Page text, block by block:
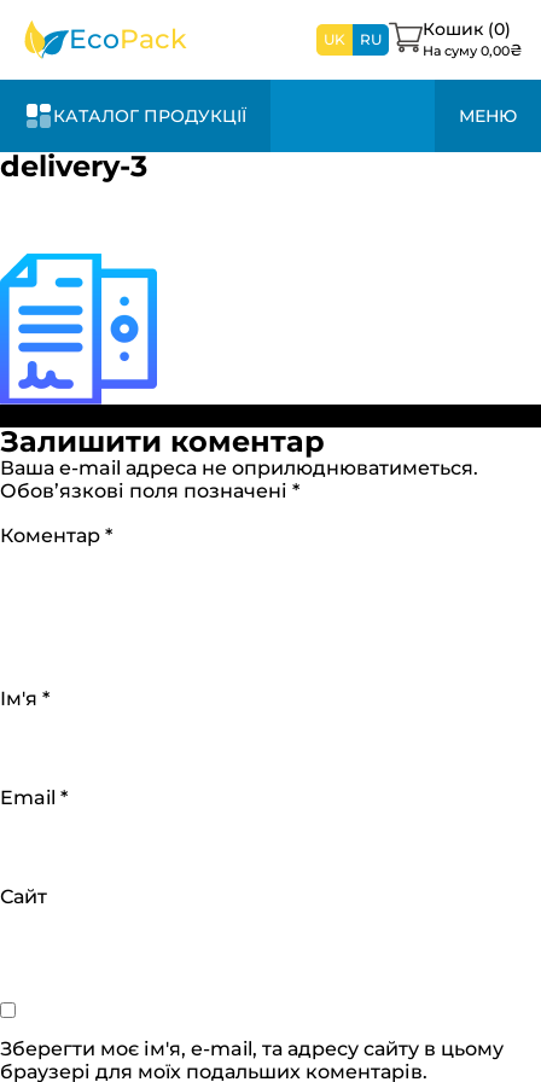
часом
EcoPack UK RU Кошик (0)
На суму 0,00₴
КАТАЛОГ ПРОДУКЦІЇ МЕНЮ
delivery-3
Залишити коментар
Ваша e-mail адреса не оприлюднюватиметься.
Обов’язкові поля позначені *
Коментар *
Ім'я *
Email *
Сайт
Зберегти моє ім'я, e-mail, та адресу сайту в цьому
браузері для моїх подальших коментарів.